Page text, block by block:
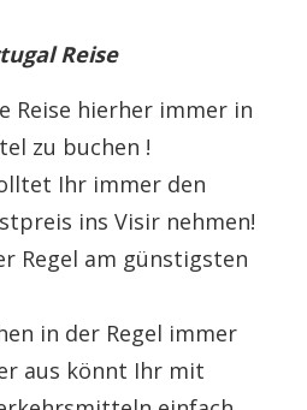
Reise
Reise hierher immer in
zu buchen !
Ihr immer den
ins Visir nehmen!
Regel am günstigsten
in der Regel immer
aus könnt Ihr mit